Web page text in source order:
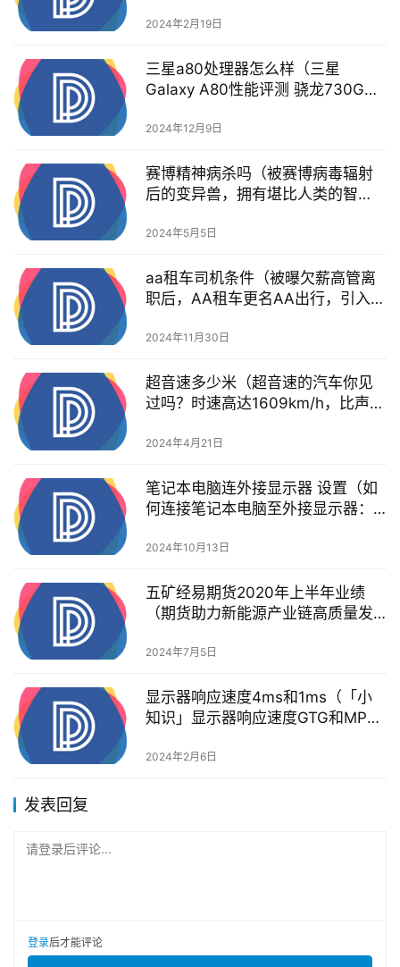
2024年2月19日
三星a80处理器怎么样（三星
Galaxy A80性能评测 骁龙730G准
2024年12月9日
赛博精神病杀吗（被赛博病毒辐射
后的变异兽，拥有堪比人类的智
2024年5月5日
aa租车司机条件（被曝欠薪高管离
职后，AA租车更名AA出行，引入加
2024年11月30日
超音速多少米（超音速的汽车你见
过吗？时速高达1609km/h，比声音
2024年4月21日
笔记本电脑连外接显示器 设置（如
何连接笔记本电脑至外接显示器：
2024年10月13日
五矿经易期货2020年上半年业绩
（期货助力新能源产业链高质量发
坛》分论坛顺利举行）
2024年7月5日
显示器响应速度4ms和1ms（「小
知识」显示器响应速度GTG和MPRT
2024年2月6日
发表回复
请登录后评论...
登录后才能评论